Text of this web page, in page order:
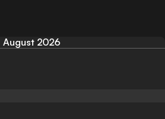
August 2026